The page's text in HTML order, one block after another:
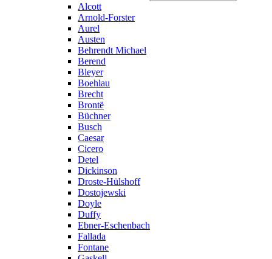
Alcott
Arnold-Forster
Aurel
Austen
Behrendt Michael
Berend
Bleyer
Boehlau
Brecht
Brontë
Büchner
Busch
Caesar
Cicero
Detel
Dickinson
Droste-Hülshoff
Dostojewski
Doyle
Duffy
Ebner-Eschenbach
Fallada
Fontane